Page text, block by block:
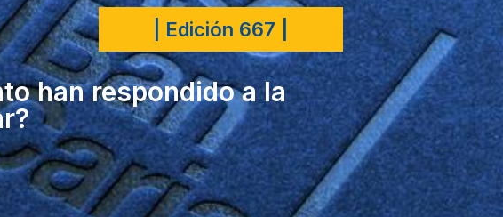
| Edición 667 |
han respondido a la